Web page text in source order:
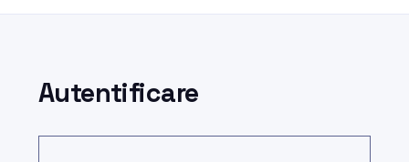
Autentificare